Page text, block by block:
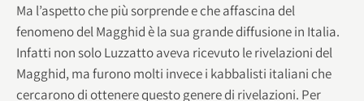
Ma l’aspetto che più sorprende e che affascina del
fenomeno del Magghid è la sua grande diffusione in Italia.
Infatti non solo Luzzatto aveva ricevuto le rivelazioni del
Magghid, ma furono molti invece i kabbalisti italiani che
cercarono di ottenere questo genere di rivelazioni. Per